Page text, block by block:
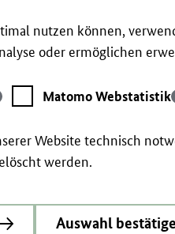
nutzen können,
oder ermöglichen
Matomo
Webstatistik
Matomo Webstatistik
Website technisch
werden.
Auswahl